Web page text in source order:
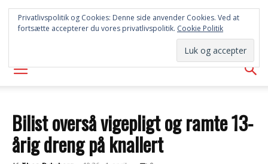
SYD
AVISEN
Bilist overså vigepligt og ramte 13-
årig dreng på knallert
Privatlivspolitik og Cookies: Denne side anvender Cookies. Ved at
fortsætte accepterer du vores privatlivspolitik. Cookie Politik